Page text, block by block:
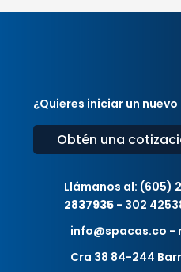
¿Quieres iniciar un
Obtén una
Llámanos al: (605)
2837935 - 302
info@spacas.co -
Cra 38 84-244